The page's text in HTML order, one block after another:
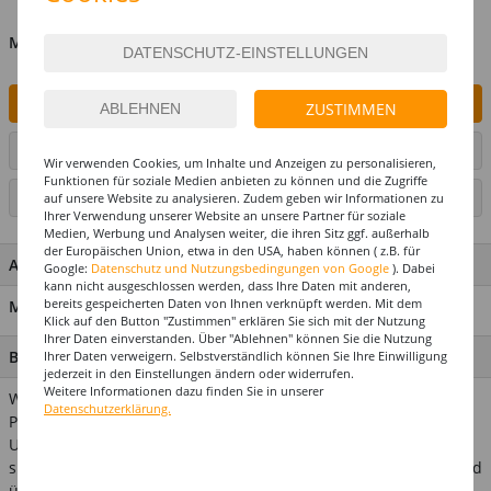
MENGE
IN DEN WARENKORB
SEITE DRUCKEN
ARTIKEL MERKMALE & DETAILS
Material: 100% Nylon
BESCHREIBUNG
Wer weiß nicht, wie schwer die eigenen Haare unter einer
Perücke unterzubringen sind? Mit dieser praktischen
Unterziehhaube aus angenehm weichem elastischem Material
sitzt Ihre Perücke perfekt! Das Haarnetz in heller Hautfarbe wird
ZUSTIMMEN
Wir verwenden Cookies, um Inhalte und Anzeigen zu personalisieren,
Funktionen für soziale Medien anbieten zu können und die Zugriffe
auf unsere Website zu analysieren. Zudem geben wir Informationen zu
Ihrer Verwendung unserer Website an unsere Partner für soziale
Medien, Werbung und Analysen weiter, die ihren Sitz ggf. außerhalb
der Europäischen Union, etwa in den USA, haben können ( z.B. für
Google: Datenschutz und Nutzungsbedingungen von Google ). Dabei
kann nicht ausgeschlossen werden, dass Ihre Daten mit anderen,
bereits gespeicherten Daten von Ihnen verknüpft werden. Mit dem
Klick auf den Button "Zustimmen" erklären Sie sich mit der Nutzung
Ihrer Daten einverstanden. Über "Ablehnen" können Sie die Nutzung
Ihrer Daten verweigern. Selbstverständlich können Sie Ihre Einwilligung
jederzeit in den Einstellungen ändern oder widerrufen.
Weitere Informationen dazu finden Sie in unserer
Datenschutzerklärung.